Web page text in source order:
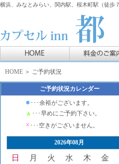
横浜、みなとみらい、関内駅、桜木町駅（徒歩
HOME ＞ ご予約状況
ご予約状況カレンダー
● ･･･余裕がございます。
▲ ･･･早めにご予約下さい。
× ･･･空きがございません。
2026年08月
日 月 火 水 木 金